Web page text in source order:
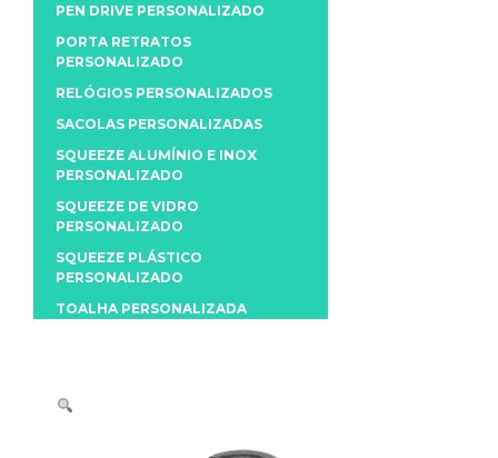
PEN DRIVE PERSONALIZADO
PORTA RETRATOS
PERSONALIZADO
RELÓGIOS PERSONALIZADOS
SACOLAS PERSONALIZADAS
SQUEEZE ALUMÍNIO E INOX
PERSONALIZADO
SQUEEZE DE VIDRO
PERSONALIZADO
SQUEEZE PLÁSTICO
PERSONALIZADO
TOALHA PERSONALIZADA